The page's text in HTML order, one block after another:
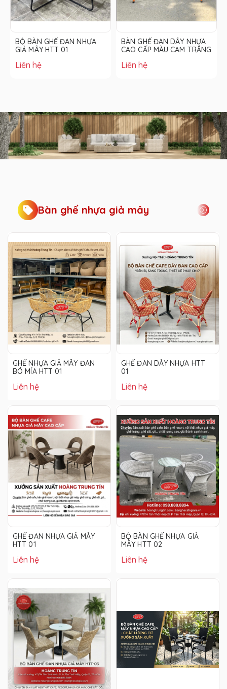
BÀN GHẾ ĐAN DÂY NHỰA
CAO CẤP MÀU CAM TRẮNG
Liên hệ
BÀN GHẾ TRỨNG ĐAN
NHỰA GIẢ MÂY MÀU NÂU
Liên hệ
Bàn ghế nhựa giả mây
GHẾ NHỰA GIẢ MÂY ĐAN
BÓ MÍA HTT 01
Liên hệ
GHẾ ĐAN DÂY NHỰA HTT
01
Liên hệ
GHẾ ĐAN NHỰA GIẢ MÂY
HTT 01
Liên hệ
BỘ BÀN GHẾ NHỰA GIẢ
MÂY HTT 02
Liên hệ